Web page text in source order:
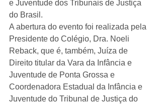
e Juventude dos Tribunais de Justiça
do Brasil.
A abertura do evento foi realizada pela
Presidente do Colégio, Dra. Noeli
Reback, que é, também, Juíza de
Direito titular da Vara da Infância e
Juventude de Ponta Grossa e
Coordenadora Estadual da Infância e
Juventude do Tribunal de Justiça do